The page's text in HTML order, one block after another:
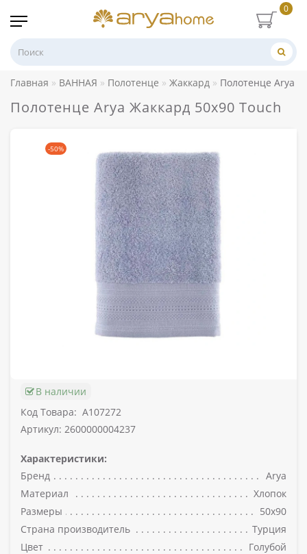
0
Главная ВАННАЯ Полотенце Жаккард Полотенце Arya
Полотенце Arya Жаккард 50x90 Touch
-50%
В наличии
Код Товара: A107272
Артикул: 2600000004237
Характеристики:
Бренд
Arya
Материал
Хлопок
Размеры
50х90
Страна производитель
Турция
Цвет
Голубой